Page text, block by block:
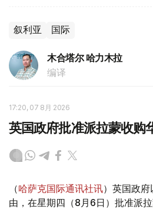
叙利亚 国际
木合塔尔 哈力木拉
编译
17:20, 07 8月 2026
英国政府批准派拉蒙收购
（哈萨克国际通讯社讯）英国政
由，在星期四（8月6日）批准派